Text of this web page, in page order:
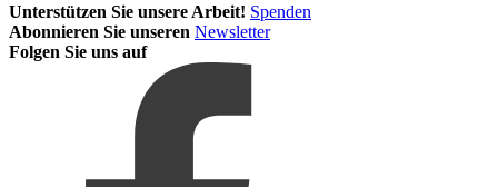
Unterstützen Sie unsere Arbeit! Spenden
Abonnieren Sie unseren Newsletter
Folgen Sie uns auf